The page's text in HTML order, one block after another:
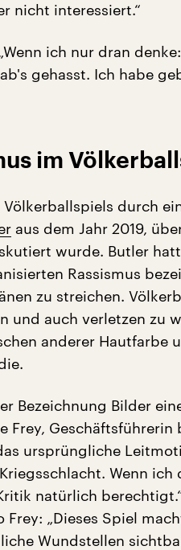
nicht interessiert.“
ich nur dran
gehasst. Ich habe
im
durch
aus dem Jahr 2019,
wurde. Butler
Rassismus
zu streichen.
und auch verletzen zu
anderer Hautfarbe
Bezeichnung Bilder
Frey, Geschäftsführerin
ursprüngliche
Wenn ich
natürlich
„Dieses Spiel
Wundstellen